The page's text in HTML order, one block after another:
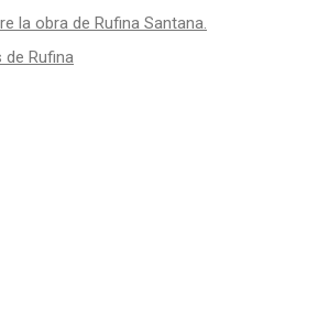
la obra de Rufina Santana.
de Rufina